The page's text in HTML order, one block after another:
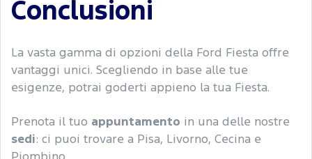
Conclusioni
La vasta gamma di opzioni della Ford Fiesta offre
vantaggi unici. Scegliendo in base alle tue
esigenze, potrai goderti appieno la tua Fiesta.
Prenota il tuo appuntamento in una delle nostre
sedi : ci puoi trovare a Pisa, Livorno, Cecina e